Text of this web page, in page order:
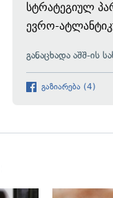
სტრატეგიულ
ევრო-
განაცხადა აშშ-ის
გაზიარება (4)